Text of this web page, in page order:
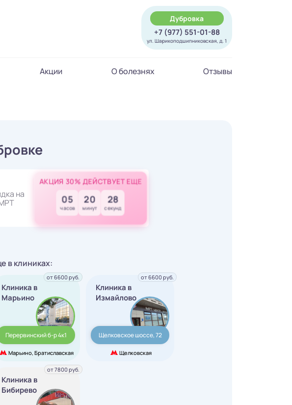
Дубровка
+7 (977) 551-01-88
ул. Шарикоподшипниковская, д. 1
Акции О болезнях Отзывы
на
АКЦИЯ 30% ДЕЙСТВУЕТ ЕЩЕ
05
часов
20
минут
26
секунд
в клиниках:
Клиника в
Марьино
Перервинский б-р 4к1
Марьино, Братиславская
от 6600 руб.
Клиника в
Измайлово
Щелковское шоссе, 72
Щелковская
от 6600 руб.
Клиника в
Бибирево
от 7800 руб.